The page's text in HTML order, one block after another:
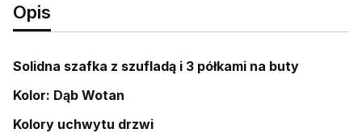
Opis
Solidna szafka z szufladą i 3 półkami na buty
Kolor: Dąb Wotan
Kolory uchwytu drzwi